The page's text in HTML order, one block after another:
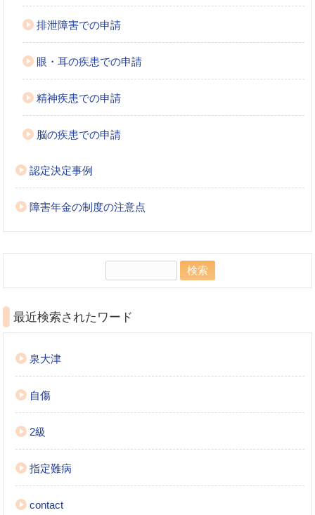
排泄障害での申請
眼・耳の疾患での申請
精神疾患での申請
脳の疾患での申請
認定決定事例
障害年金の制度の注意点
最近検索されたワード
泉大津
自傷
2級
指定難病
contact